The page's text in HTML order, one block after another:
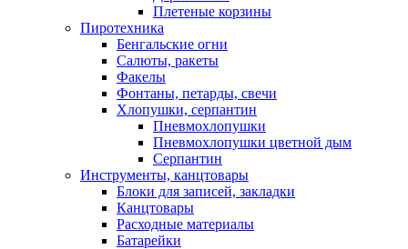
Плетеные корзины
Пиротехника
Бенгальские огни
Салюты, ракеты
Факелы
Фонтаны, петарды, свечи
Хлопушки, серпантин
Пневмохлопушки
Пневмохлопушки цветной дым
Серпантин
Инструменты, канцтовары
Блоки для записей, закладки
Канцтовары
Расходные материалы
Батарейки